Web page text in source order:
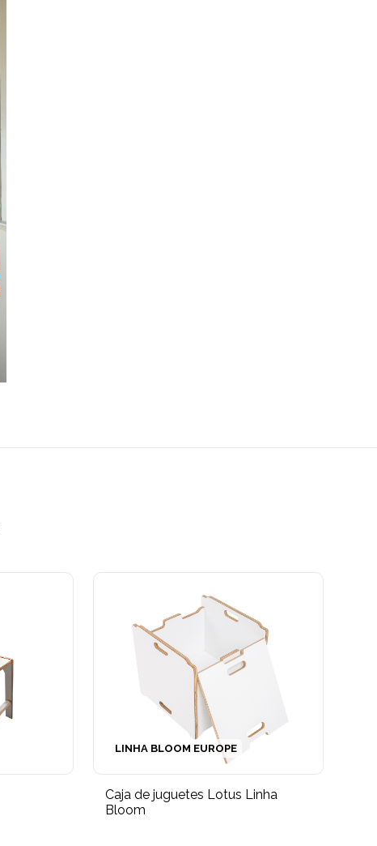
Caja de juguetes Lotus Linha
Bloom
LINHA BLOOM EUROPE